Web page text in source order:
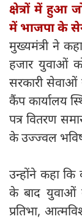
क्षेत्रों में हुआ
में भाजपा के
मुख्यमंत्री ने
हजार युवाओं
सरकारी सेवाओं
कैंप कार्यालय
पत्र वितरण
के उज्ज्वल
उन्होंने कहा कि
के बाद युवाओं
प्रतिभा,